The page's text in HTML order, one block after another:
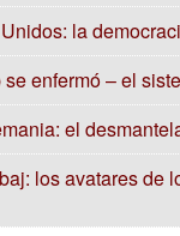
la
se enfermó – el
el
los avatares de